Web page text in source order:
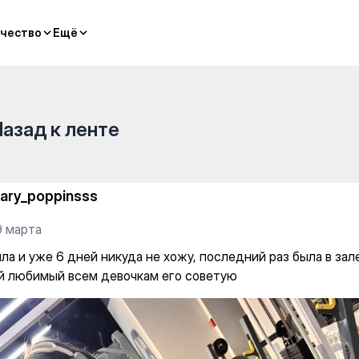
Ещё
Ещё
не хожу, последний раз
к ленте
марта
и уже 6 дней никуда не хожу, последний раз была в
любимый всем девочкам его советую